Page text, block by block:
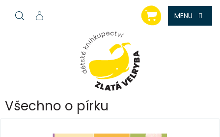
NÁKUPNÍ
KOŠÍK
Všechno o pírku